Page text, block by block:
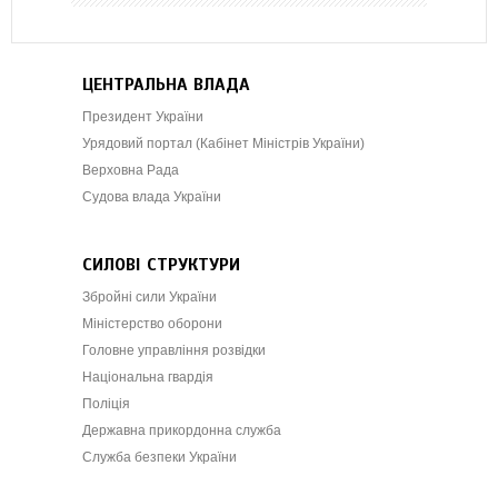
ЦЕНТРАЛЬНА ВЛАДА
Президент України
Урядовий портал (Кабінет Міністрів України)
Верховна Рада
Судова влада України
СИЛОВІ СТРУКТУРИ
Збройні сили України
Міністерство оборони
Головне управління розвідки
Національна гвардія
Поліція
Державна прикордонна служба
Служба безпеки України